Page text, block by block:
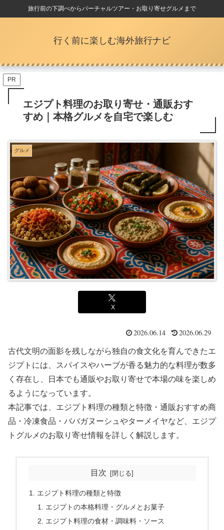
旅行前の下調べからバーチャルツアー・お取り寄せグルメまで
行く前に楽しむ海外旅行ナビ
PR
エジプト料理のお取り寄せ・通販おす
すめ｜本格グルメを自宅で楽しむ
グルメ
X
2026.06.14 2026.06.29
古代文明の面影を残しながら独自の食文化を育んできたエ
ジプトには、スパイスやハーブが香る魅力的な料理が数多
く存在し、日本でも通販やお取り寄せで本場の味を楽しめ
るようになっています。
本記事では、エジプト料理の種類と特徴・通販おすすめ商
品・冷凍食品・ババガヌーシュやターメイヤなど、エジプ
トグルメのお取り寄せ情報を詳しく解説します。
目次
エジプト料理の種類と特徴
エジプトの本格料理・グルメとお菓子
エジプト料理の食材・調味料・ソース